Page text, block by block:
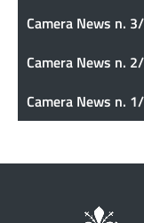
Camera News n.
Camera News n.
Camera News n.